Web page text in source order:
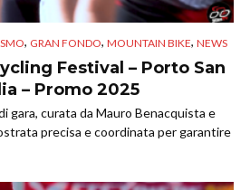
, GRAN FONDO, MOUNTAIN BIKE, NEWS
Festival – Porto San
– Promo 2025
gara, curata da Mauro Benacquista e
precisa e coordinata per garantire